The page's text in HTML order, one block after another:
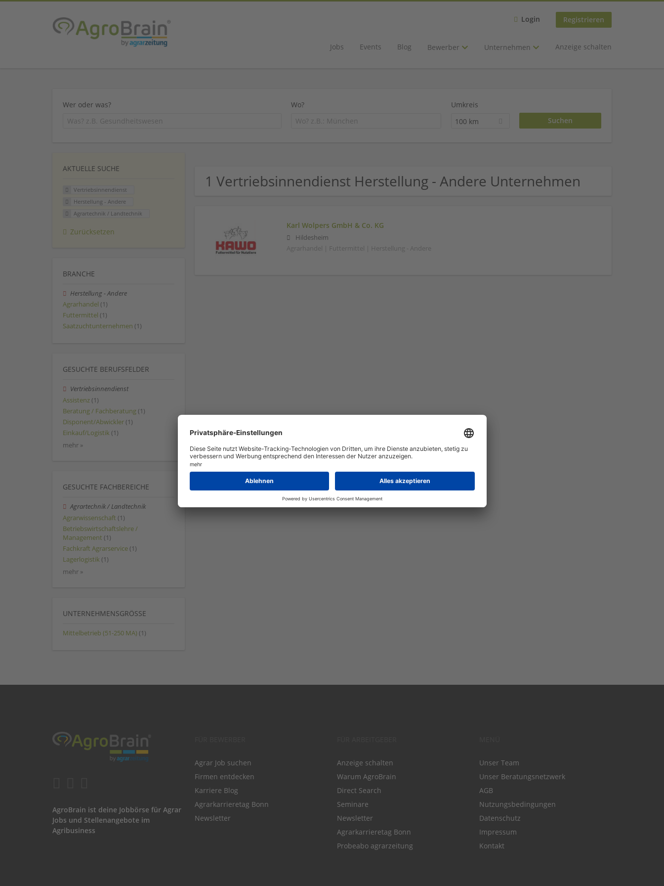
Login Registrieren
Jobs Events Blog Bewerber Unternehmen Anzeige schalten
Wer oder was? Wo?
Umkreis
100 km
1 Vertriebsinnendienst Herstellung - Andere Unternehmen
Karl Wolpers GmbH & Co. KG
Hildesheim
Agrarhandel | Futtermittel | Herstellung - Andere
AKTUELLE SUCHE
Vertriebsinnendienst
Herstellung - Andere
Agrartechnik / Landtechnik
Zurücksetzen
BRANCHE
Herstellung - Andere
Agrarhandel (1)
Futtermittel (1)
Saatzuchtunternehmen (1)
GESUCHTE BERUFSFELDER
Vertriebsinnendienst
Assistenz (1)
Beratung / Fachberatung (1)
Disponent/Abwickler (1)
Einkauf/Logistik (1)
mehr »
GESUCHTE FACHBEREICHE
Agrartechnik / Landtechnik
Agrarwissenschaft (1)
Betriebswirtschaftslehre /
Management (1)
Fachkraft Agrarservice (1)
Lagerlogistik (1)
mehr »
UNTERNEHMENSGRÖSSE
Mittelbetrieb (51-250 MA) (1)
AgroBrain ist deine Jobbörse für Agrar
Jobs und Stellenangebote im
Agribusiness
Agrar Job suchen
Firmen entdecken
Karriere Blog
Agrarkarrieretag Bonn
Newsletter
Anzeige schalten
Warum AgroBrain
Direct Search
Seminare
Newsletter
Agrarkarrieretag Bonn
Probeabo agrarzeitung
Unser Team
Unser Beratungsnetzwerk
AGB
Nutzungsbedingungen
Datenschutz
Impressum
Kontakt